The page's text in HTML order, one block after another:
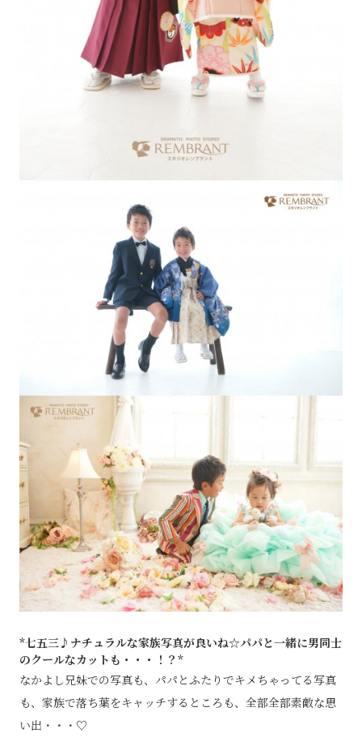
*七五三♪ナチュラルな家族写真が良いね☆パパと一緒に男同士
のクールなカットも・・・！？*
なかよし兄妹での写真も、パパとふたりでキメちゃってる写真
も、家族で落ち葉をキャッチするところも、全部全部素敵な思
い出・・・♡